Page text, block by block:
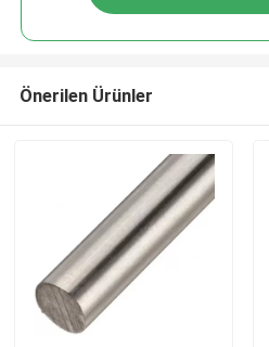
Önerilen Ürünler